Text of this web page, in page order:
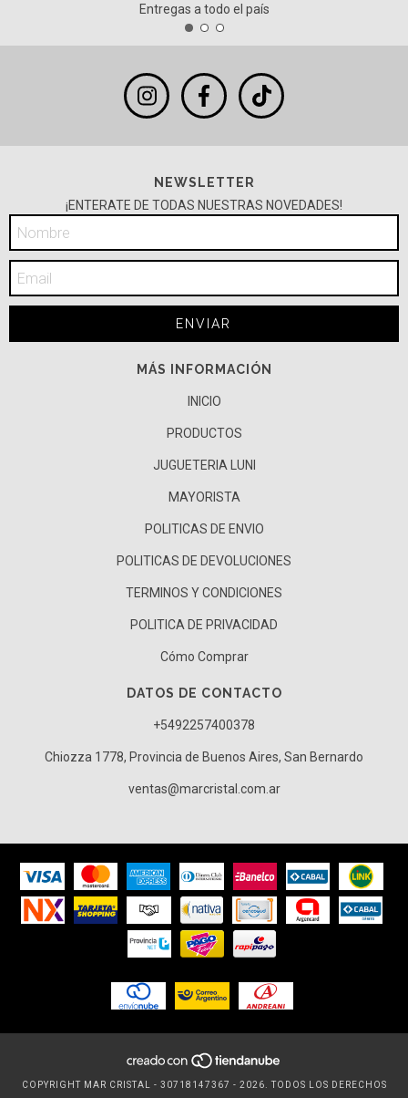
Entregas a todo el país
NEWSLETTER
¡ENTERATE DE TODAS NUESTRAS NOVEDADES!
MÁS INFORMACIÓN
INICIO
PRODUCTOS
JUGUETERIA LUNI
MAYORISTA
POLITICAS DE ENVIO
POLITICAS DE DEVOLUCIONES
TERMINOS Y CONDICIONES
POLITICA DE PRIVACIDAD
Cómo Comprar
DATOS DE CONTACTO
+5492257400378
Chiozza 1778, Provincia de Buenos Aires, San Bernardo
ventas@marcristal.com.ar
COPYRIGHT MAR CRISTAL - 30718147367 - 2026. TODOS LOS DERECHOS